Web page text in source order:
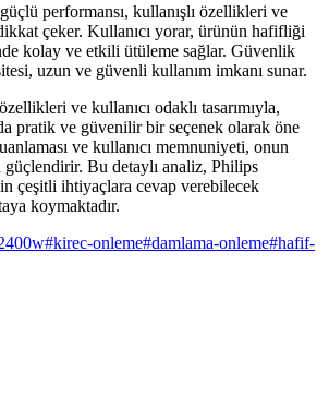
performansı, kullanışlı özellikleri ve
dikkat çeker. Kullanıcı yorar, ürünün hafifliği
kolay ve etkili ütüleme sağlar. Güvenlik
uzun ve güvenli kullanım imkanı sunar.
ve kullanıcı odaklı tasarımıyla,
pratik ve güvenilir bir seçenek olarak öne
ve kullanıcı memnuniyeti, onun
Bu detaylı analiz, Philips
çeşitli ihtiyaçlara cevap verebilecek
koymaktadır.
#kirec-onleme#damlama-onleme#hafif-